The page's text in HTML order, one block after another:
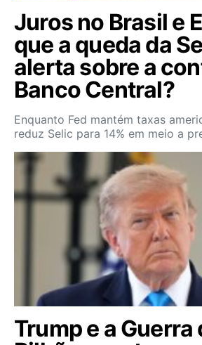
Juros no Brasil e
que a queda da
alerta sobre a
Banco Central?
Enquanto Fed mantém taxas
reduz Selic para 14% em meio a
Trump e a Guerra